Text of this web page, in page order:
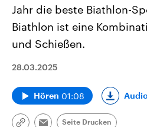
Jahr die beste Biathlon-
Biathlon ist eine
und Schießen.
28.03.2025
Hören 01:08
Seite Drucken